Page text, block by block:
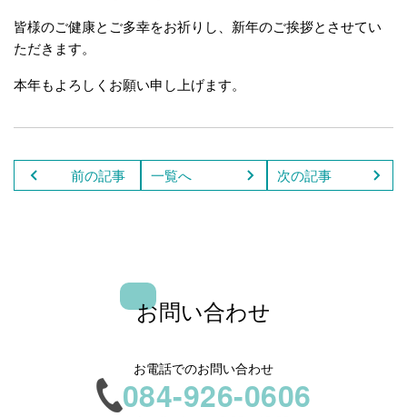
皆様のご健康とご多幸をお祈りし、新年のご挨拶とさせてい
ただきます。
本年もよろしくお願い申し上げます。
前の記事 一覧へ 次の記事
お問い合わせ
お電話でのお問い合わせ
084-926-0606